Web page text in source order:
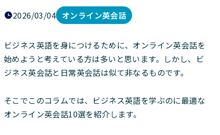
2026/03/04 オンライン英会話
ビジネス英語を身につけるために、オンライン英会話を
始めようと考えている方は多いと思います。しかし、ビ
ジネス英会話と日常英会話は似て非なるものです。
そこでこのコラムでは、ビジネス英語を学ぶのに最適な
オンライン英会話10選を紹介します。